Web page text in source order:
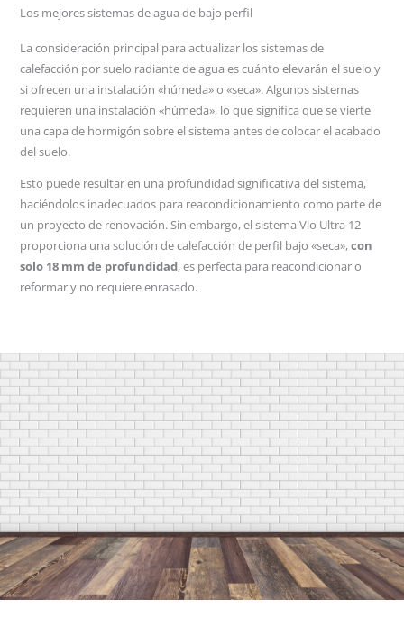
Los mejores sistemas de agua de bajo perfil
La consideración principal para actualizar los sistemas de
calefacción por suelo radiante de agua es cuánto elevarán el suelo y
si ofrecen una instalación «húmeda» o «seca». Algunos sistemas
requieren una instalación «húmeda», lo que significa que se vierte
una capa de hormigón sobre el sistema antes de colocar el acabado
del suelo.
Esto puede resultar en una profundidad significativa del sistema,
haciéndolos inadecuados para reacondicionamiento como parte de
un proyecto de renovación. Sin embargo, el sistema Vlo Ultra 12
proporciona una solución de calefacción de perfil bajo «seca»,con
solo 18 mm de profundidad, es perfecta para reacondicionar o
reformar y no requiere enrasado.